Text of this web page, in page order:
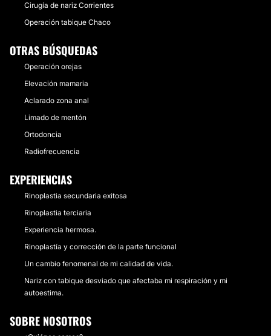
Cirugía de nariz Corrientes
Operación tabique Chaco
OTRAS BÚSQUEDAS
Operación orejas
Elevación mamaria
Aclarado zona anal
Limado de mentón
Ortodoncia
Radiofrecuencia
EXPERIENCIAS
Rinoplastia secundaria exitosa
Rinoplastia terciaria
Experiencia hermosa.
Rinoplastía y corrección de la parte funcional
Un cambio fenomenal de mi calidad de vida.
Nariz con tabique desviado que afectaba mi respiración y mi
autoestima.
SOBRE NOSOTROS